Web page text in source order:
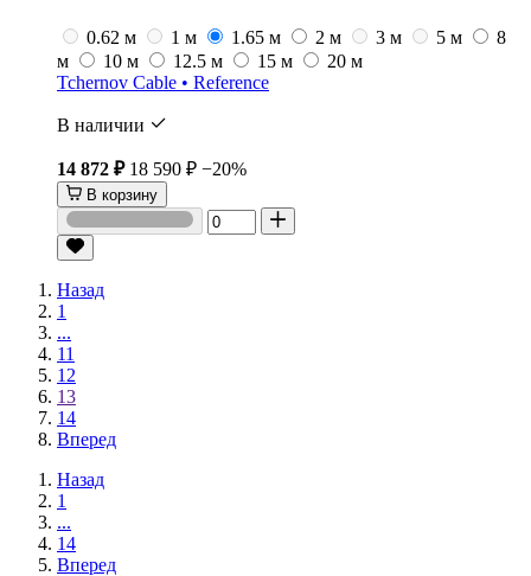
0.62 м 1 м 1.65 м 2 м 3 м 5 м
8
м
10 м 12.5 м 15 м
20 м
Tchernov Cable • Reference
В наличии
14 872 ₽ 18 590 ₽ −20%
В корзину
Назад
1
...
11
12
13
14
Вперед
Назад
1
...
14
Вперед